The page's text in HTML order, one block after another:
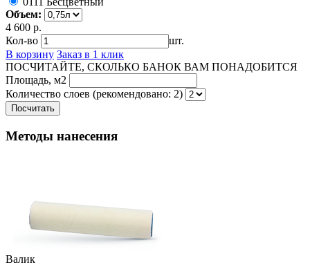
Объем:
4 600 р.
Кол-во
шт.
В корзину Заказ в 1 клик
ПОСЧИТАЙТЕ, СКОЛЬКО БАНОК ВАМ ПОНАДОБИТСЯ
Площадь, м2
Количество слоев (рекомендовано: 2)
Посчитать
Методы нанесения
Валик